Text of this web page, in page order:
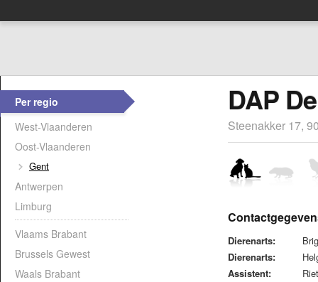
Per regio
West-Vlaanderen
Oost-Vlaanderen
Gent
Antwerpen
Limburg
Vlaams Brabant
Brussels Gewest
Waals Brabant
DAP
Steenakker 17,
Dierenarts:
Dierenarts:
Assistent: